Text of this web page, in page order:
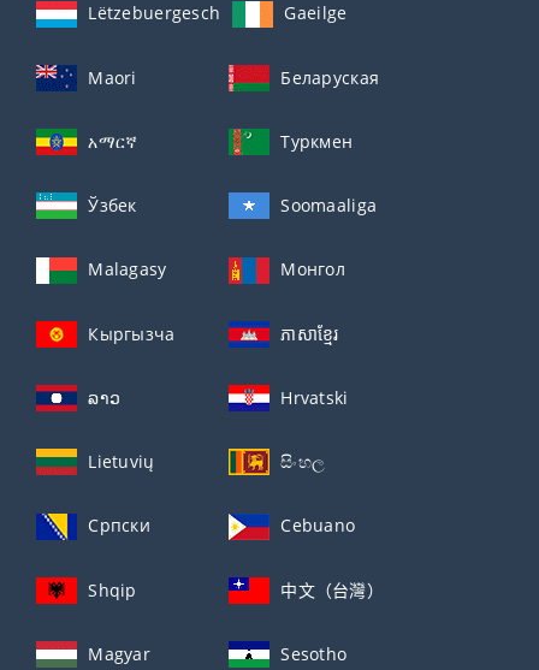
Lëtzebuergesch Gaeilge
Maori Беларуская
አማርኛ Туркмен
Ўзбек Soomaaliga
Malagasy Монгол
Кыргызча ភាសាខ្មែរ
ລາວ Hrvatski
Lietuvių සිංහල
Српски Cebuano
Shqip 中文（台灣）
Magyar Sesotho